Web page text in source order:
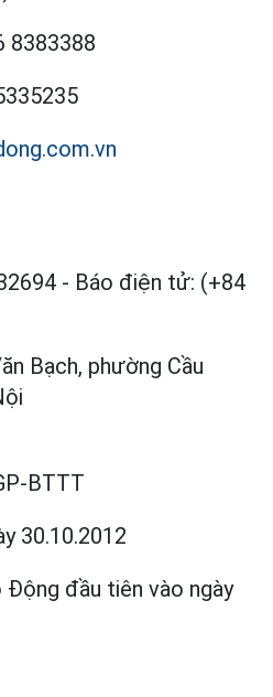
8383388
- Báo điện tử: (+84
Bạch, phường Cầu
BTTT
30.10.2012
đầu tiên vào ngày